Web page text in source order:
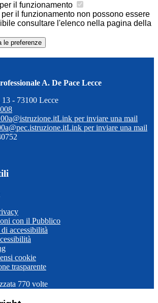
il funzionamento
per il funzionamento non possono essere
consultare l'elenco nella pagina della
le preferenze
A. De Pace Lecce
- 73100 Lecce
Link per inviare una mail
Link per inviare una mail
con il Pubblico
accessibilità
cookie
trasparente
770 volte